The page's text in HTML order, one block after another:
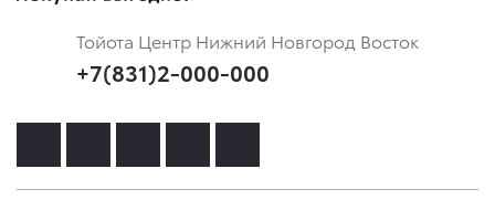
Тойота Центр Нижний Новгород Восток
+7(831)2-000-000